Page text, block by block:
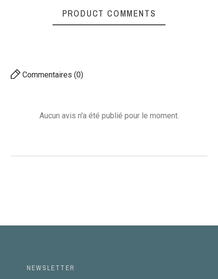
3 Produits
PRODUCT COMMENTS
Commentaires (0)
Aucun avis n'a été publié pour le moment.
NEWSLETTER